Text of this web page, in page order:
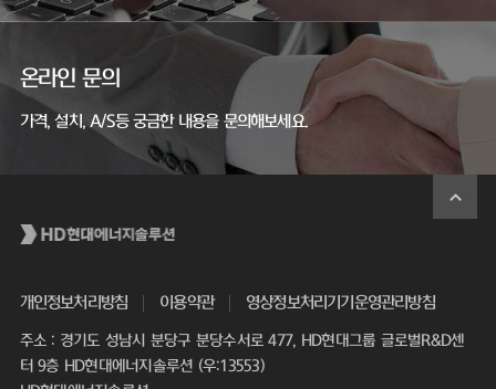
온라인 문의
가격, 설치, A/S등 궁금한 내용을 문의해보세요.
개인정보처리방침 이용약관 영상정보처리기기운영관리방침
주소 : 경기도 성남시 분당구 분당수서로 477, HD현대그룹 글로벌R&D센
터 9층 HD현대에너지솔루션 (우:13553)